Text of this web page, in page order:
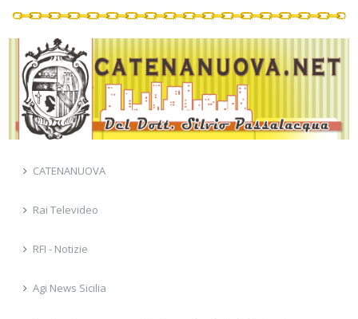
CATENANUOVA
Rai Televideo
RFI - Notizie
Agi News Sicilia